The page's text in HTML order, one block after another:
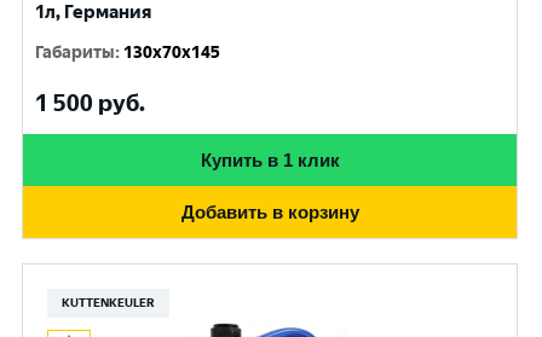
1л, Германия
Габариты: 130x70x145
1 500 руб.
Купить в 1 клик
Добавить в корзину
KUTTENKEULER